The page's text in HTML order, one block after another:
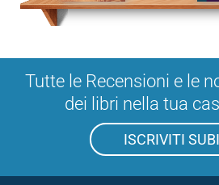
Tutte le Recensioni e le
dei libri nella tua
ISCRIVITI